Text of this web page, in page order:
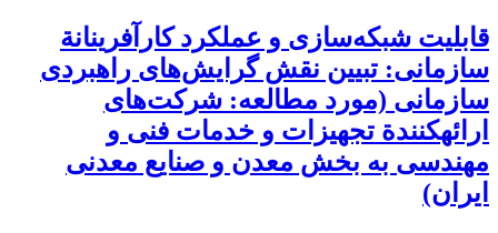
قابلیت شبکه‌سازی و عملکرد کارآفرینانة
سازمانی: تبیین نقش گرایش‌های راهبردی
سازمانی (مورد مطالعه: شرکت‌های
ارائهکنندة تجهیزات و خدمات فنی و
مهندسی به بخش معدن و صنایع معدنی
ایران)